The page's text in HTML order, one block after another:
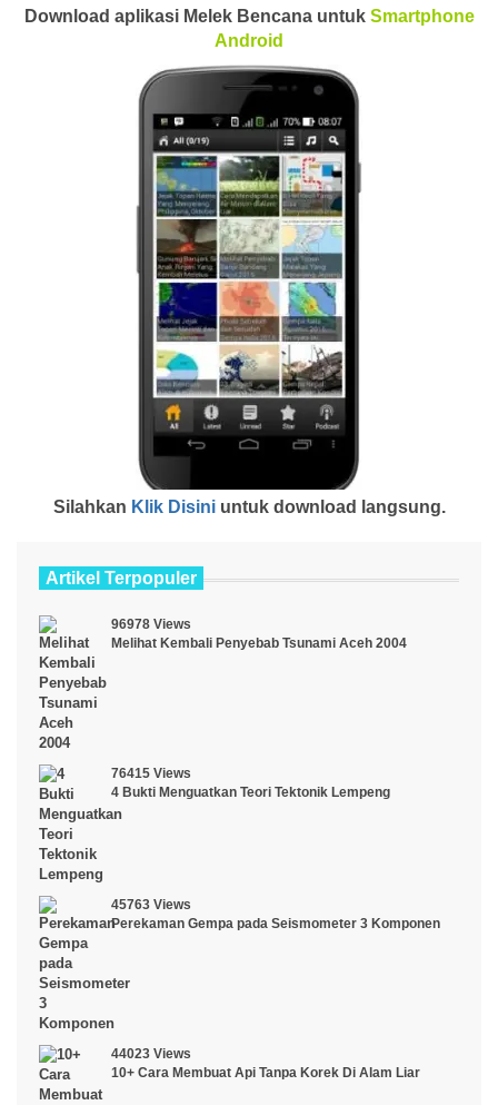
Download aplikasi Melek Bencana untuk Smartphone
Android
Silahkan Klik Disiniuntuk download langsung.
Artikel Terpopuler
96978 Views
Melihat Kembali Penyebab Tsunami Aceh 2004
76415 Views
4 Bukti Menguatkan Teori Tektonik Lempeng
45763 Views
Perekaman Gempa pada Seismometer 3 Komponen
44023 Views
10+ Cara Membuat Api Tanpa Korek Di Alam Liar